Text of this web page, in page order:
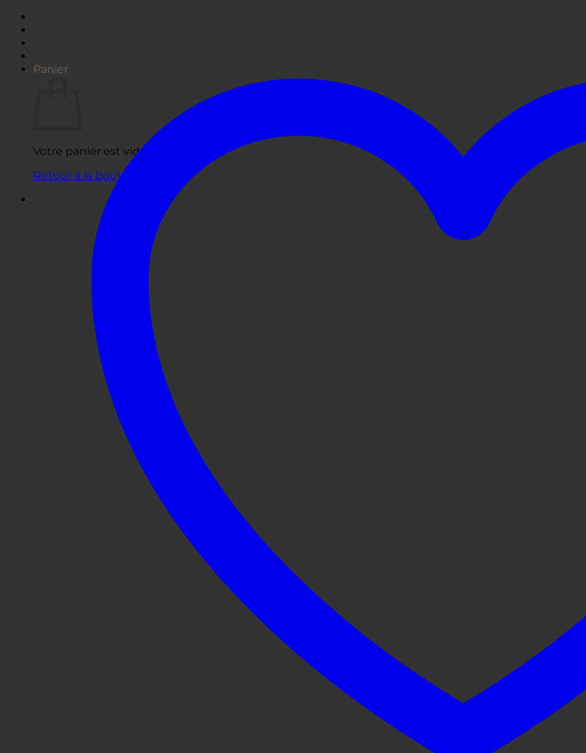
Panier
Votre panier est vide.
Retour à la boutique